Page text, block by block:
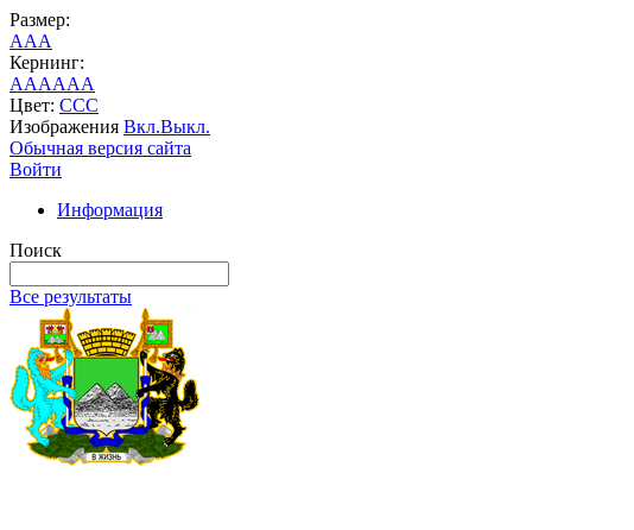
Размер:
AAA
Кернинг:
AAAAAA
Цвет: CCC
Изображения Вкл.Выкл.
Обычная версия сайта
Войти
Информация
Поиск
Все результаты